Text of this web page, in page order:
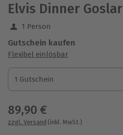
Elvis Dinner Goslar
1 Person
Gutschein kaufen
Flexibel einlösbar
1 Gutschein
1 Gutschein
1 Gutschein
89,90 €
zzgl. Versand (inkl. MwSt.)